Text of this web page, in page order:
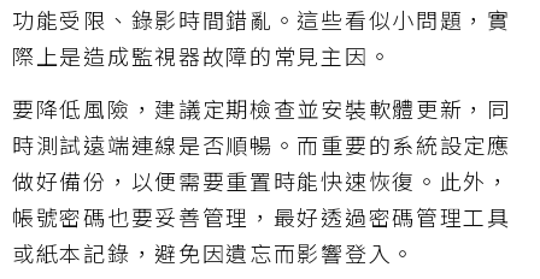
功能受限、錄影時間錯亂。這些看似小問題，實
際上是造成監視器故障的常見主因。
要降低風險，建議定期檢查並安裝軟體更新，同
時測試遠端連線是否順暢。而重要的系統設定應
做好備份，以便需要重置時能快速恢復。此外，
帳號密碼也要妥善管理，最好透過密碼管理工具
或紙本記錄，避免因遺忘而影響登入。